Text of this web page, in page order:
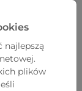
najlepszą
plików